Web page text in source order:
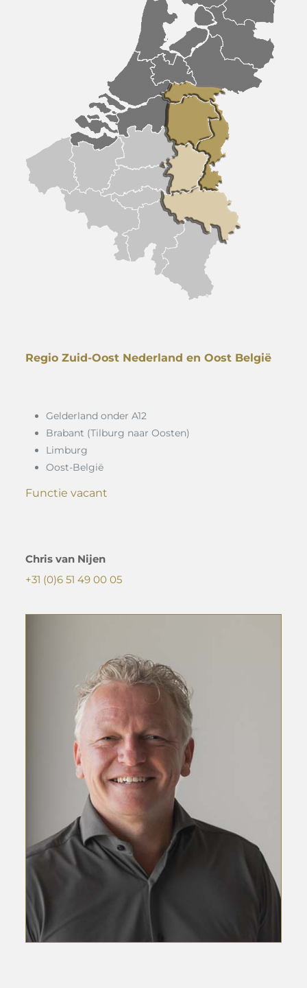
Regio Zuid-Oost Nederland en Oost België
Gelderland onder A12
Brabant (Tilburg naar Oosten)
Limburg
Oost-België
Functie vacant
Chris van Nijen
+31 (0)6 51 49 00 05